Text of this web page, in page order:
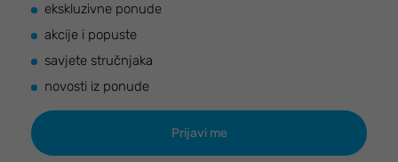
ekskluzivne ponude
akcije i popuste
savjete stručnjaka
novosti iz ponude